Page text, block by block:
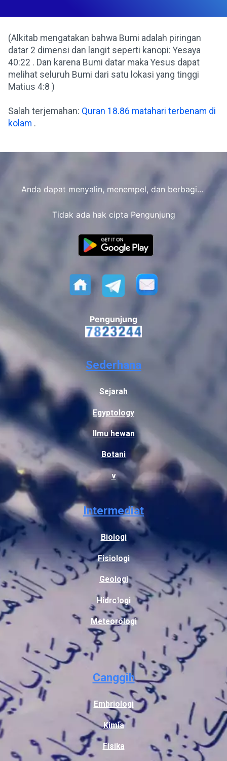
(Alkitab mengatakan bahwa Bumi adalah piringan
datar 2 dimensi dan langit seperti kanopi: Yesaya
40:22 . Dan karena Bumi datar maka Yesus dapat
melihat seluruh Bumi dari satu lokasi yang tinggi
Matius 4:8 )
Salah terjemahan: Quran 18.86 matahari terbenam di
kolam .
Anda dapat menyalin, menempel, dan berbagi...
Tidak ada hak cipta Pengunjung
Pengunjung
Sederhana
Sejarah
Egyptology
Ilmu hewan
Botani
v
Intermediat
Biologi
Fisiologi
Geologi
Hidrologi
Meteorologi
Canggih
Embriologi
Kimia
Fisika